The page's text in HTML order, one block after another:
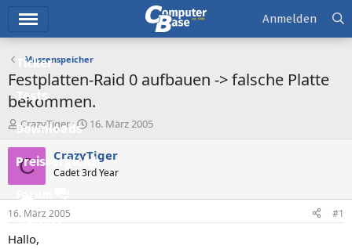
Ticker
Tests
Downloads
Preisvergleich
Forum
Aktuelles
Anmelden
Massenspeicher
Festplatten-Raid 0 aufbauen -> falsche Platte
bekommen.
E
r
s
t
e
r
CrazyTiger
E
s
e
t
16. März 2005
C CrazyTiger
Cadet 3rd Year
16. März 2005 #1
Hallo,